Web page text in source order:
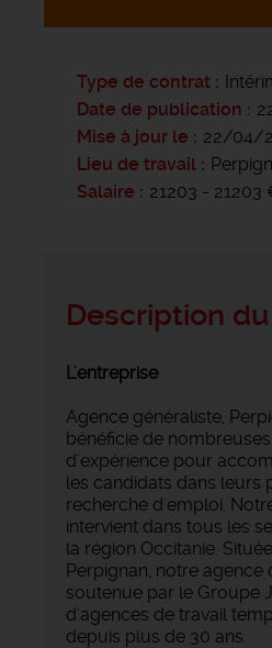
Type de contrat
Date de publication
Mise à jour le
22/04/
Lieu de travail
Salaire
21203 -
Description
L'entreprise
Agence généraliste,
bénéficie de
d'expérience pour
les candidats dans leurs
recherche d'emploi.
intervient dans tous les
la région Occitanie.
Perpignan, notre agence
soutenue par le Groupe
d'agences de travail
depuis plus de 30 ans.